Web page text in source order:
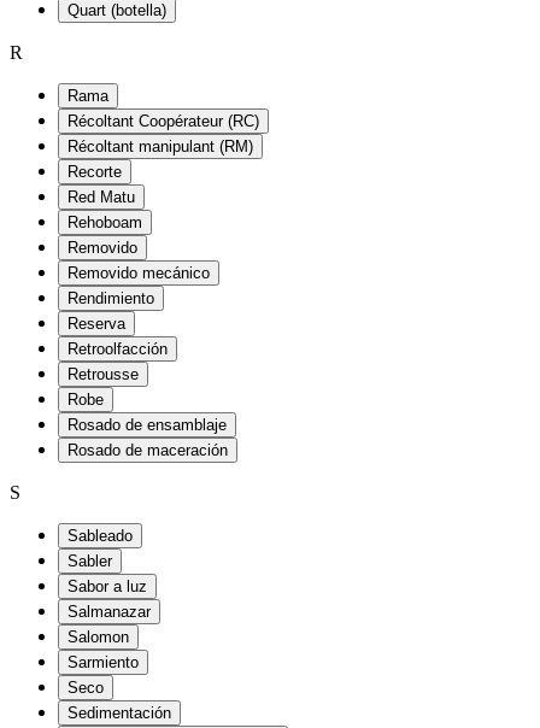
Quart (botella)
R
Rama
Récoltant Coopérateur (RC)
Récoltant manipulant (RM)
Recorte
Red Matu
Rehoboam
Removido
Removido mecánico
Rendimiento
Reserva
Retroolfacción
Retrousse
Robe
Rosado de ensamblaje
Rosado de maceración
S
Sableado
Sabler
Sabor a luz
Salmanazar
Salomon
Sarmiento
Seco
Sedimentación